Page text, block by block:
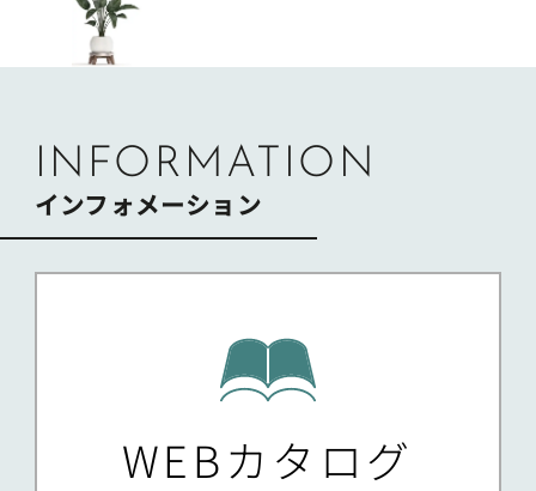
シ
INFORMATION
インフォメーション
WEBカタログ